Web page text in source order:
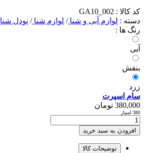
کد کالا : GA10_002
دسته : لوازم آبی و شنا/ لوازم شنا/ نودل شنا
رنگ ها :
آبی
بنفش
زرد
سام اسپرت
380,000 تومان
380 امتیاز
افزودن به سبد خرید
توضیحات کالا